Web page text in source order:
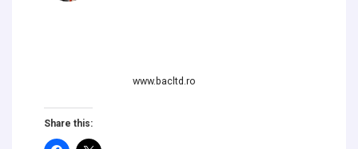
www.bacltd.ro
Share this: